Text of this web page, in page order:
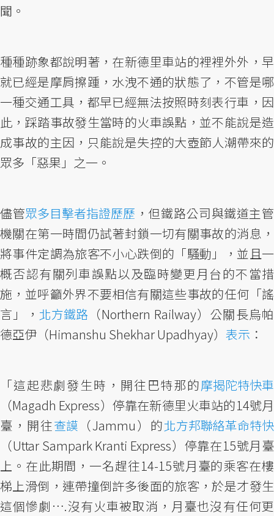
聞。
種種跡象都說明著，在新德里車站的裡裡外外，早
就已經是摩肩擦踵，水洩不通的狀態了，不管是哪
一種交通工具，都早已經無法按照時刻表行車，因
此，踩踏事故發生當時的火車誤點，並不能說是造
成事故的主因，只能說是失控的大壺節人潮帶來的
眾多「惡果」之一。
儘管眾多目擊者指證歷歷 ，但鐵路公司與鐵道主管
機關在第一時間仍試著封鎖一切有關事故的消息，
將事件定調為旅客不小心跌倒的「騷動」，並且一
概否認有關列車誤點以及臨時變更月台的不當措
施，並呼籲外界不要相信有關這些事故的任何「謠
言」， 北方鐵路 （Northern Railway）公關長烏帕
德亞伊（Himanshu Shekhar Upadhyay） 表示 ：
「這起悲劇發生時，開往巴特那的摩揭陀特快車
（Magadh Express）停靠在新德里火車站的14號月
臺，開往查謨 （Jammu）的北方邦聯絡革命特快
（Uttar Sampark Kranti Express）停靠在15號月臺
上。在此期間，一名趕往14-15號月臺的乘客在樓
梯上滑倒，連帶撞倒許多後面的旅客，於是才發生
這個慘劇….沒有火車被取消，月臺也沒有任何更